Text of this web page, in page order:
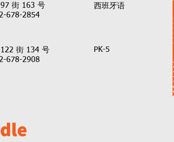
街 163 号
678-2854
西班牙语
街 134 号
678-2908
PK-5